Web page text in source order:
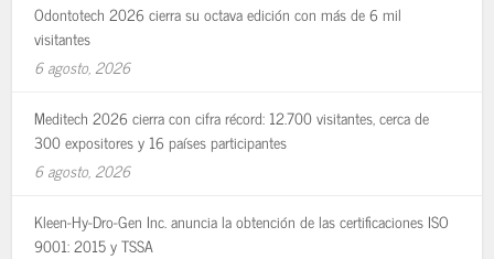
Odontotech 2026 cierra su octava edición con más de 6 mil
visitantes
6 agosto, 2026
Meditech 2026 cierra con cifra récord: 12.700 visitantes, cerca de
300 expositores y 16 países participantes
6 agosto, 2026
Kleen-Hy-Dro-Gen Inc. anuncia la obtención de las certificaciones ISO
9001: 2015 y TSSA